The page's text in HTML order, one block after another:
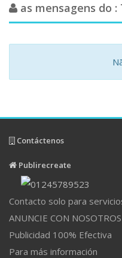
as mensagens do
Contáctenos
Publirecreate
Contacto solo para
ANUNCIE CON NOSOTROS
Publicidad 100% Efectiva
Para más información